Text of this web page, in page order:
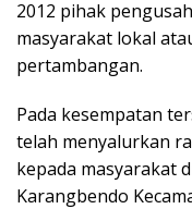
2012 pihak
masyarakat lokal
pertambangan.
Pada kesempatan
telah menyalurkan
kepada masyarakat
Karangbendo